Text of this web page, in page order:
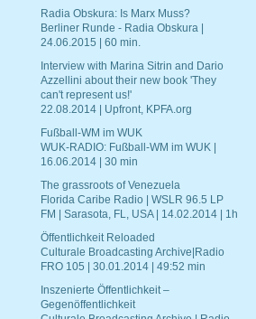
Radia Obskura: Is Marx Muss?
Berliner Runde - Radia Obskura |
24.06.2015 | 60 min.
Interview with Marina Sitrin and Dario
Azzellini about their new book 'They
can't represent us!'
22.08.2014 | Upfront, KPFA.org
Fußball-WM im WUK
WUK-RADIO: Fußball-WM im WUK |
16.06.2014 | 30 min
The grassroots of Venezuela
Florida Caribe Radio | WSLR 96.5 LP
FM | Sarasota, FL, USA | 14.02.2014 | 1h
Öffentlichkeit Reloaded
Culturale Broadcasting Archive|Radio
FRO 105 | 30.01.2014 | 49:52 min
Inszenierte Öffentlichkeit –
Gegenöffentlichkeit